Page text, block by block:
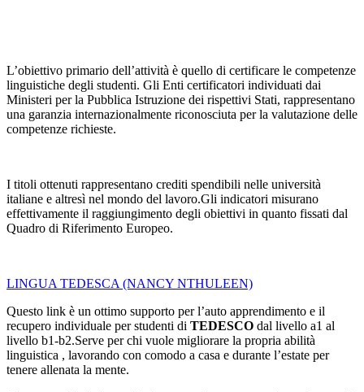
L’obiettivo primario dell’attività è quello di certificare le competenze
linguistiche degli studenti. Gli Enti certificatori individuati dai
Ministeri per la Pubblica Istruzione dei rispettivi Stati, rappresentano
una garanzia internazionalmente riconosciuta per la valutazione delle
competenze richieste.
I titoli ottenuti rappresentano crediti spendibili nelle università
italiane e altresì nel mondo del lavoro.Gli indicatori misurano
effettivamente il raggiungimento degli obiettivi in quanto fissati dal
Quadro di Riferimento Europeo.
LINGUA TEDESCA (NANCY NTHULEEN)
Questo link è un ottimo supporto per l’auto apprendimento e il
recupero individuale per studenti di TEDESCO dal livello a1 al
livello b1-b2.Serve per chi vuole migliorare la propria abilità
linguistica , lavorando con comodo a casa e durante l’estate per
tenere allenata la mente.